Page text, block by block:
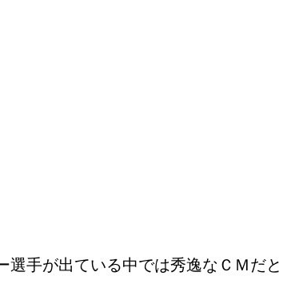
手が出ている中では秀逸なＣＭだと